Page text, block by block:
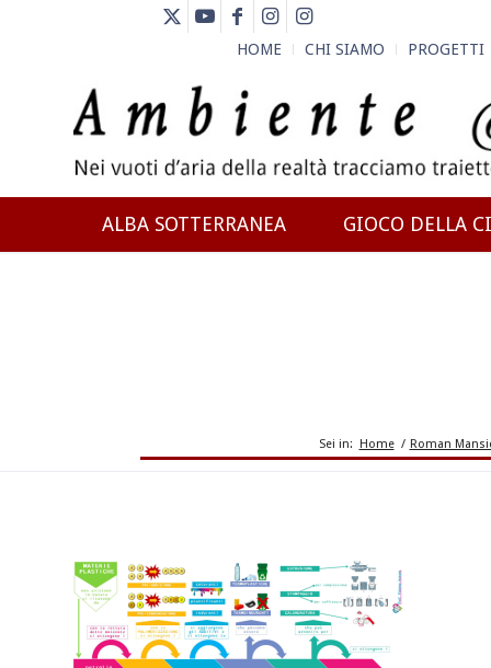
HOME CHI SIAMO PROGETTI
ALBA SOTTERRANEA GIOCO DELLA
Sei in: Home / Roman